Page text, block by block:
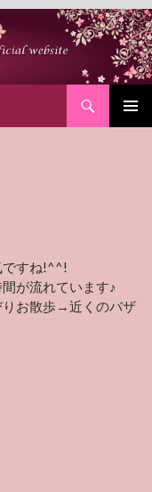
ですね!^^!
が流れています♪
りお散歩→近くのバザ